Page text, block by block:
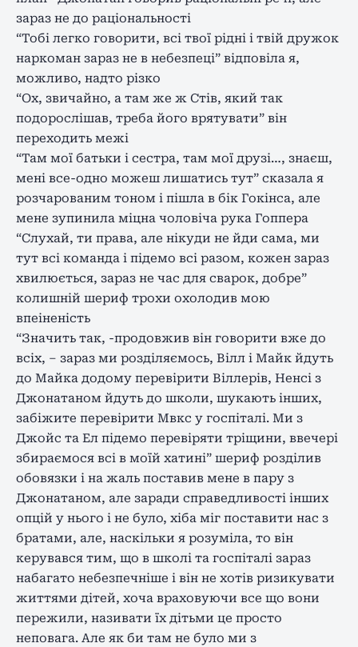
зараз не до раціональності
“Тобі легко говорити, всі твої рідні і твій дружок
наркоман зараз не в небезпеці” відповіла я,
можливо, надто різко
“Ох, звичайно, а там же ж Стів, який так
подорослішав, треба його врятувати” він
переходить межі
“Там мої батьки і сестра, там мої друзі…, знаєш,
мені все-одно можеш лишатись тут” сказала я
розчарованим тоном і пішла в бік Гокінса, але
мене зупинила міцна чоловіча рука Гоппера
“Слухай, ти права, але нікуди не йди сама, ми
тут всі команда і підемо всі разом, кожен зараз
хвилюється, зараз не час для сварок, добре”
колишній шериф трохи охолодив мою
впеіненість
“Значить так, -продовжив він говорити вже до
всіх, – зараз ми розділяємось, Вілл і Майк йдуть
до Майка додому перевірити Віллерів, Ненсі з
Джонатаном йдуть до школи, шукають інших,
забіжите перевірити Мвкс у госпіталі. Ми з
Джойс та Ел підемо перевіряти тріщини, ввечері
збираємося всі в моїй хатині” шериф розділив
обовязки і на жаль поставив мене в пару з
Джонатаном, але заради справедливості інших
опцій у нього і не було, хіба міг поставити нас з
братами, але, наскільки я розуміла, то він
керувався тим, що в школі та госпіталі зараз
набагато небезпечніше і він не хотів ризикувати
життями дітей, хоча враховуючи все що вони
пережили, називати їх дітьми це просто
неповага. Але як би там не було ми з